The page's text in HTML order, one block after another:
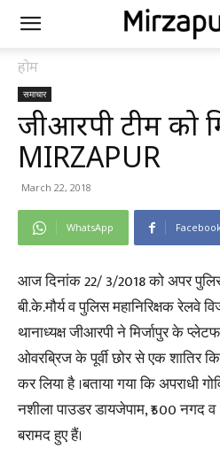
होम
समाचार
जीआरपी टीम को
MIRZAPUR
March 22, 2018
WhatsApp
आज दिनांक 22/ 3/2018 को अपर
बी.के.मौर्य व पुलिस महानिरिक्षक रेलवे
थानाध्यक्ष जीआरपी ने मिर्जापुर के
ओवरब्रिज के पूर्वी छोर से एक शातिर
कर लिया है ।बताया गया कि अपराधी
नशीला पाउडर डायजेपाम, ₹500 नगद
बरामद हुए हैं।